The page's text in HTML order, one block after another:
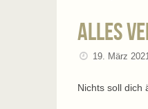
Alles
19. März
Nichts soll dich